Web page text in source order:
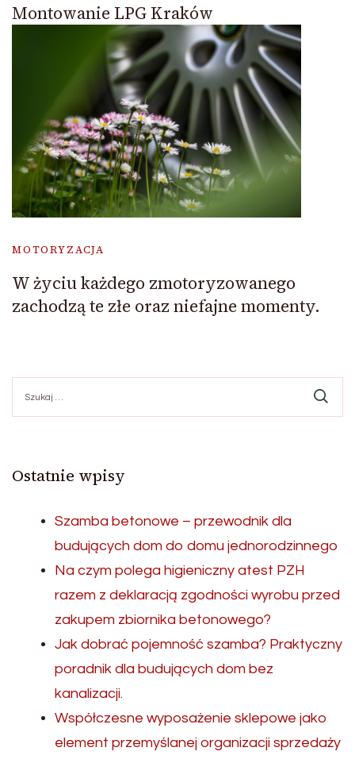
Montowanie LPG Kraków
MOTORYZACJA
W życiu każdego zmotoryzowanego
zachodzą te złe oraz niefajne momenty.
Ostatnie wpisy
Szamba betonowe – przewodnik dla
budujących dom do domu jednorodzinnego
Na czym polega higieniczny atest PZH
razem z deklaracją zgodności wyrobu przed
zakupem zbiornika betonowego?
Jak dobrać pojemność szamba? Praktyczny
poradnik dla budujących dom bez
kanalizacji.
Współczesne wyposażenie sklepowe jako
element przemyślanej organizacji sprzedaży